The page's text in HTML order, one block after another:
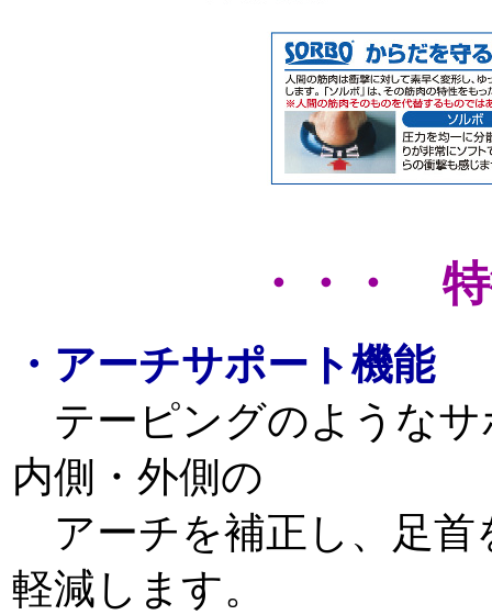
・・・
・アーチサポート機能
テーピングのようなサ
内側・外側の
アーチを補正し、足首
軽減します。